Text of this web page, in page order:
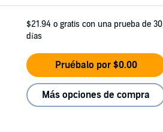
$21.94 o gratis con una prueba de 30
días
Pruébalo por $0.00
Más opciones de compra